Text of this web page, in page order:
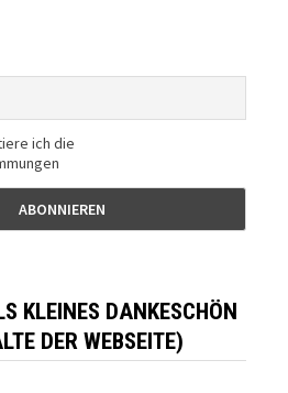
ich die
KLEINES DANKESCHÖN
DER WEBSEITE)